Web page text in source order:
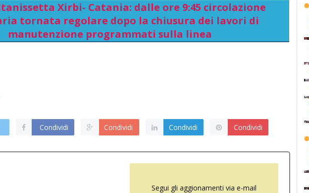
Xirbi- Catania: dalle ore 9:45 circolazione
tornata regolare dopo la chiusura dei lavori di
manutenzione programmati sulla linea
Condividi Condividi Condividi Condividi
Segui gli aggionamenti via e-mail